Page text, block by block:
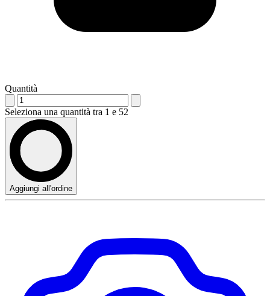
Quantità
Seleziona una quantità tra 1 e 52
Aggiungi all'ordine